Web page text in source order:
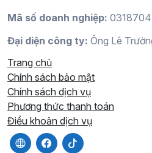
Mã số doanh nghiệp:
Đại diện công ty: Ông Lê
Trang chủ
Chính sách bảo mật
Chính sách dịch vụ
Phương thức thanh toán
Điều khoản dịch vụ